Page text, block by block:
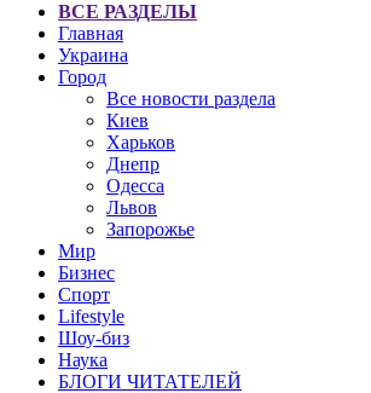
ВСЕ РАЗДЕЛЫ
Главная
Украина
Город
Все новости раздела
Киев
Харьков
Днепр
Одесса
Львов
Запорожье
Мир
Бизнес
Спорт
Lifestyle
Шоу-биз
Наука
БЛОГИ ЧИТАТЕЛЕЙ